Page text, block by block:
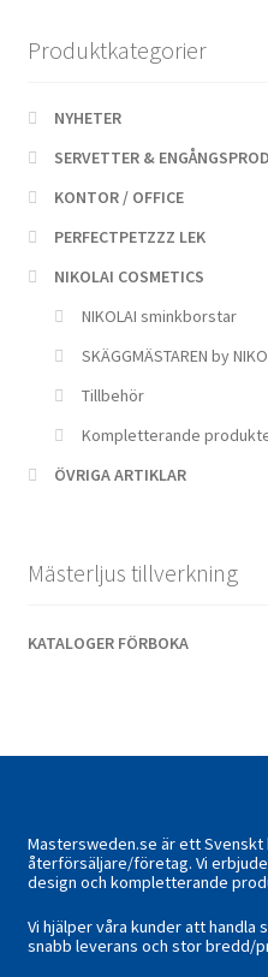
Produktkategorier
NYHETER
SERVETTER &
KONTOR / OFFICE
PERFECTPETZZZ LEK
NIKOLAI COSMETICS
NIKOLAI sminkborstar
SKÄGGMÄSTAREN by
Tillbehör
Kompletterande
ÖVRIGA ARTIKLAR
Mästerljus tillverkning
KATALOGER FÖRBOKA
Mastersweden.se är ett Svenskt
återförsäljare/företag. Vi
design och kompletterande
Vi hjälper våra kunder att
snabb leverans och stor bredd/